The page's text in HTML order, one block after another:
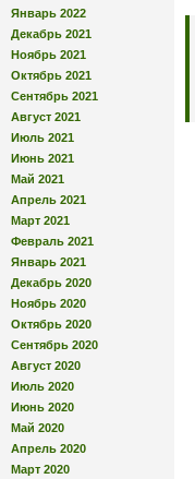
Январь 2022
Декабрь 2021
Ноябрь 2021
Октябрь 2021
Сентябрь 2021
Август 2021
Июль 2021
Июнь 2021
Май 2021
Апрель 2021
Март 2021
Февраль 2021
Январь 2021
Декабрь 2020
Ноябрь 2020
Октябрь 2020
Сентябрь 2020
Август 2020
Июль 2020
Июнь 2020
Май 2020
Апрель 2020
Март 2020